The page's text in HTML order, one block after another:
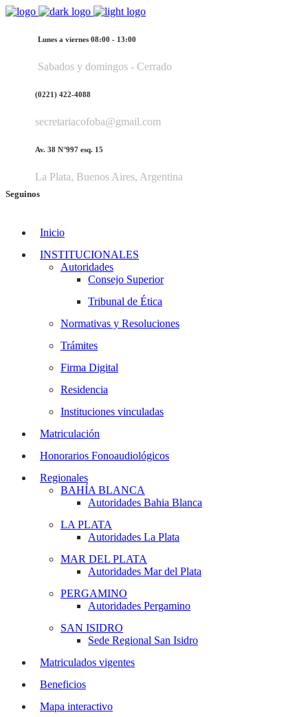
Lunes a viernes 08:00 - 13:00
Sabados y domingos - Cerrado
(0221) 422-4088
secretariacofoba@gmail.com
Av. 38 N°997 esq. 15
La Plata, Buenos Aires, Argentina
Seguinos
Inicio
INSTITUCIONALES
Autoridades
Consejo Superior
Tribunal de Ética
Normativas y Resoluciones
Trámites
Firma Digital
Residencia
Instituciones vinculadas
Matriculación
Honorarios Fonoaudiológicos
Regionales
BAHÍA BLANCA
Autoridades Bahia Blanca
LA PLATA
Autoridades La Plata
MAR DEL PLATA
Autoridades Mar del Plata
PERGAMINO
Autoridades Pergamino
SAN ISIDRO
Sede Regional San Isidro
Matriculados vigentes
Beneficios
Mapa interactivo